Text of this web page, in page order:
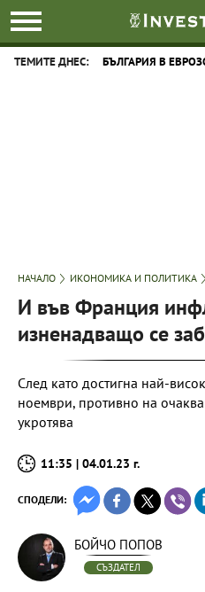
ТЕМИТЕ ДНЕС: БЪЛГАРИЯ В
НАЧАЛО ИКОНОМИКА И ПОЛИТИКА
И във Франция
изненадващо се
След като достигна най-
ноември, противно на
укротява
11:35 | 04.01.23 г.
СПОДЕЛИ:
БОЙЧО ПОПОВ
СЪЗДАТЕЛ